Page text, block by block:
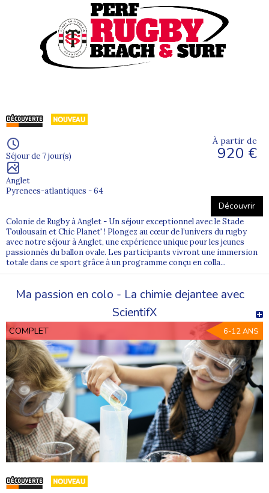
Séjour de 7 jour(s)
Anglet
Pyrenees-atlantiques - 64
À partir de
920 €
Découvrir
Colonie de Rugby à Anglet - Un séjour exceptionnel avec le Stade
Toulousain et Chic Planet' ! Plongez au cœur de l’univers du rugby
avec notre séjour à Anglet, une expérience unique pour les jeunes
passionnés du ballon ovale. Les participants vivront une immersion
totale dans ce sport grâce à un programme conçu en colla...
Ma passion en colo - La chimie dejantee avec
ScientifX
COMPLET 6-12 ANS